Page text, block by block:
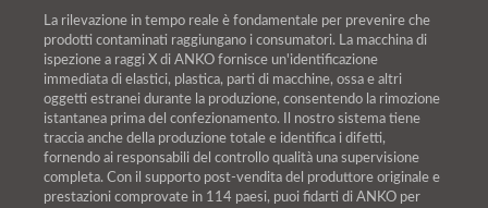
La rilevazione in tempo reale è fondamentale per prevenire che
prodotti contaminati raggiungano i consumatori. La macchina di
ispezione a raggi X di ANKO fornisce un'identificazione
immediata di elastici, plastica, parti di macchine, ossa e altri
oggetti estranei durante la produzione, consentendo la rimozione
istantanea prima del confezionamento. Il nostro sistema tiene
traccia anche della produzione totale e identifica i difetti,
fornendo ai responsabili del controllo qualità una supervisione
completa. Con il supporto post-vendita del produttore originale e
prestazioni comprovate in 114 paesi, puoi fidarti di ANKO per